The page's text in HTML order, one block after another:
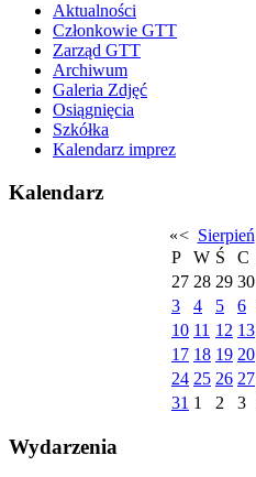
Aktualności
Członkowie GTT
Zarząd GTT
Archiwum
Galeria Zdjęć
Osiągnięcia
Szkółka
Kalendarz imprez
Kalendarz
«< Sierpień
P
W Ś C
27 28 29 30
3
4 5 6
10 11 12 13
17 18 19 20
24 25 26 27
31 1 2 3
Wydarzenia